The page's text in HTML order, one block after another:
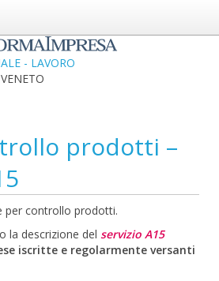
- LAVORO
prodotti –
per controllo prodotti.
la descrizione del servizio A15
iscritte e regolarmente versanti